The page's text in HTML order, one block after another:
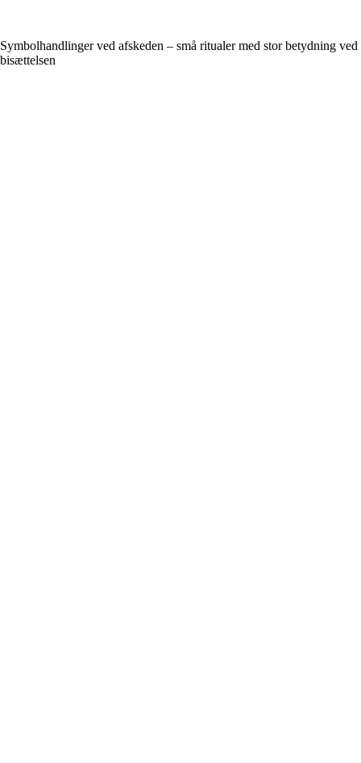
Symbolhandlinger ved afskeden – små ritualer med stor betydning ved
bisættelsen